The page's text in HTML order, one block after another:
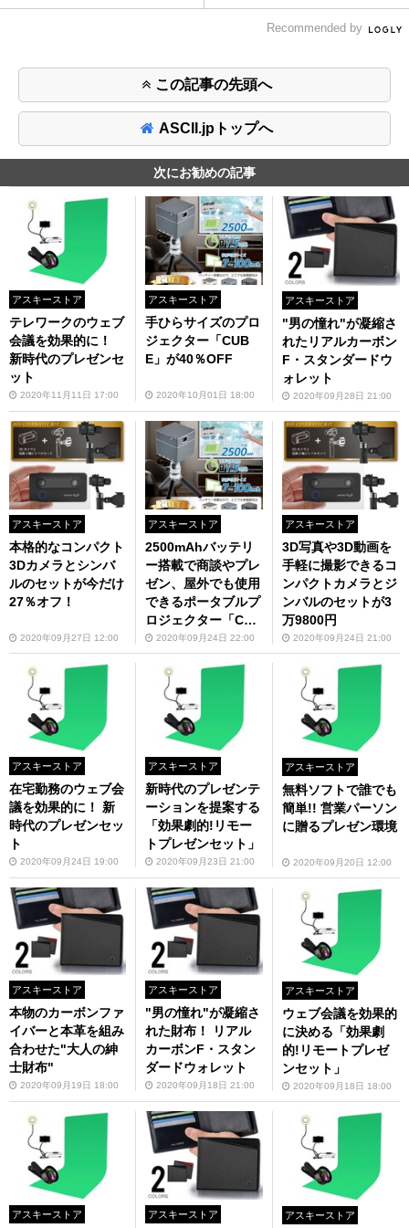
Recommended by
この記事の先頭へ
ASCII.jpトップへ
次にお勧めの記事
アスキーストア
テレワークのウェブ
会議を効果的に！
新時代のプレゼンセ
ット
2020年11月11日 17:00
アスキーストア
手ひらサイズのプロ
ジェクター「CUB
E」が40％OFF
2020年10月01日 18:00
アスキーストア
"男の憧れ"が凝縮さ
れたリアルカーボン
F・スタンダードウ
ォレット
2020年09月28日 21:00
アスキーストア
本格的なコンパクト
3Dカメラとシンバ
ルのセットが今だけ
27％オフ！
2020年09月27日 12:00
アスキーストア
2500mAhバッテリ
ー搭載で商談やプレ
ゼン、屋外でも使用
できるポータブルプ
ロジェクター「CUB
E」2020年09月24日 22:00
アスキーストア
3D写真や3D動画を
手軽に撮影できるコ
ンパクトカメラとジ
ンバルのセットが3
万9800円
2020年09月24日 21:00
アスキーストア
在宅勤務のウェブ会
議を効果的に！ 新
時代のプレゼンセッ
ト
2020年09月24日 19:00
アスキーストア
新時代のプレゼンテ
ーションを提案する
「効果劇的!リモー
トプレゼンセット」
2020年09月23日 21:00
アスキーストア
無料ソフトで誰でも
簡単!! 営業パーソン
に贈るプレゼン環境
2020年09月20日 12:00
アスキーストア
本物のカーボンファ
イバーと本革を組み
合わせた"大人の紳
士財布"
2020年09月19日 18:00
アスキーストア
"男の憧れ"が凝縮さ
れた財布！ リアル
カーボンF・スタン
ダードウォレット
2020年09月18日 21:00
アスキーストア
ウェブ会議を効果的
に決める「効果劇
的!リモートプレゼ
ンセット」
2020年09月18日 18:00
アスキーストア アスキーストア アスキーストア